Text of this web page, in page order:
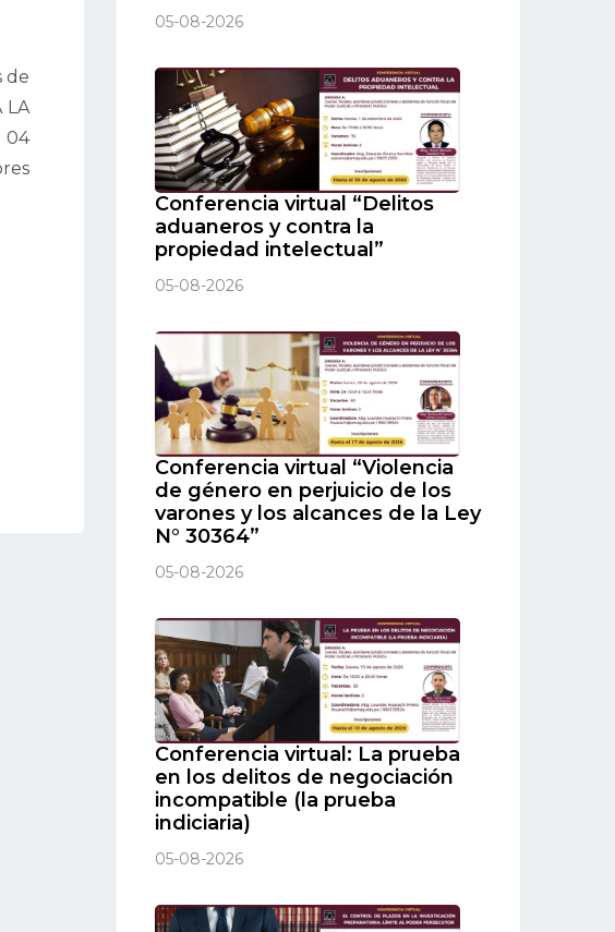
de
LA
04
05-08-2026
Conferencia virtual “Delitos
aduaneros y contra la
propiedad intelectual”
05-08-2026
Conferencia virtual “Violencia
de género en perjuicio de los
varones y los alcances de la Ley
N° 30364”
05-08-2026
Conferencia virtual: La prueba
en los delitos de negociación
incompatible (la prueba
indiciaria)
05-08-2026